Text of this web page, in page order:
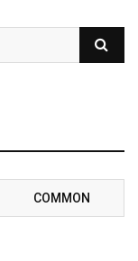
COMMON